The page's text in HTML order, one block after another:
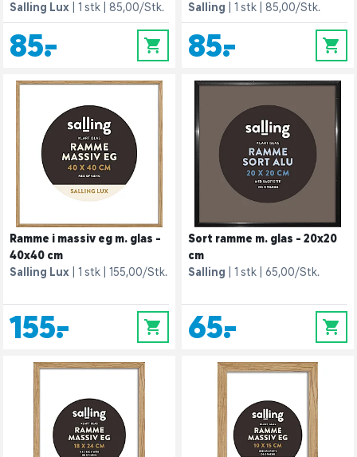
Salling Lux
1 stk 85,00/Stk.
85,- 0
Salling
1 stk 85,00/Stk.
85,- 0
Ramme i massiv eg m. glas -
40x40 cm
Salling Lux
1 stk 155,00/Stk.
155,- 0
Sort ramme m. glas - 20x20
cm
Salling
1 stk 65,00/Stk.
65,- 0